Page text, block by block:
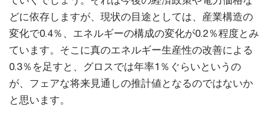
どに依存しますが、現状の目途としては、産業構造の
変化で0.4％、エネルギーの構成の変化が0.2％程度とみ
ています。そこに真のエネルギー生産性の改善による
0.3％を足すと、グロスでは年率1％ぐらいというの
が、フェアな将来見通しの推計値となるのではないか
と思います。